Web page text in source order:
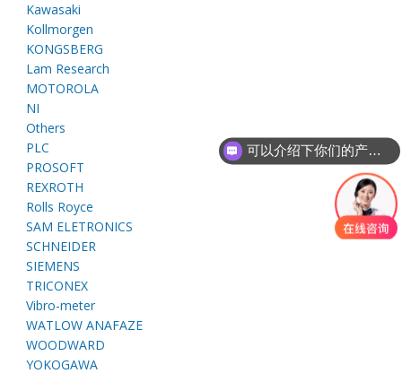
Kawasaki
Kollmorgen
KONGSBERG
Lam Research
MOTOROLA
NI
Others
PLC
PROSOFT
REXROTH
Rolls Royce
SAM ELETRONICS
SCHNEIDER
SIEMENS
TRICONEX
Vibro-meter
WATLOW ANAFAZE
WOODWARD
YOKOGAWA
可以介绍下你们的产品么